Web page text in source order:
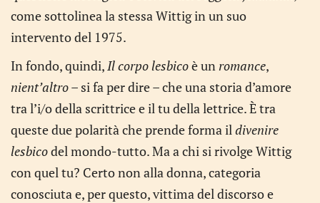
come sottolinea la stessa Wittig in un suo
intervento del 1975.
In fondo, quindi,Il corpo lesbicoè unromance,
nient’altro– si fa per dire – che una storia d’amore
tra l’i/o della scrittrice e il tu della lettrice. È tra
queste due polarità che prende forma ildivenire
lesbicodel mondo-tutto. Ma a chi si rivolge Wittig
con quel tu? Certo non alla donna, categoria
conosciuta e, per questo, vittima del discorso e